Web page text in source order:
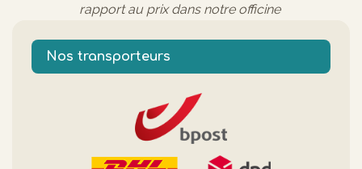
rapport au prix dans notre officine
Nos transporteurs